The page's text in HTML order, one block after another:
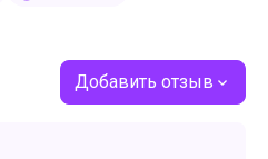
Добавить отзыв